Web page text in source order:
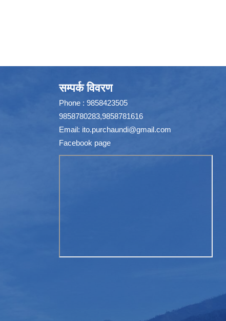
सम्पर्क विवरण
Phone : 9858423505
9858780283,9858781616
Email: ito.purchaundi@gmail.com
Facebook page